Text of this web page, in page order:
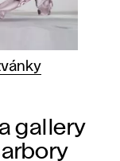
gallery